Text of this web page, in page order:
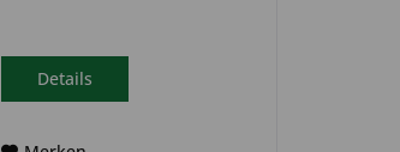
verbaut. Bitte achte darauf,
dass der Autoschlüssel
Details